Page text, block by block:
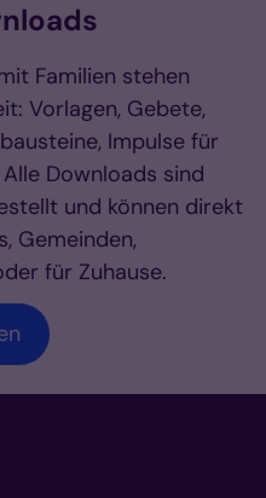
Familien stehen
Vorlagen, Gebete,
Impulse für
Downloads sind
und können direkt
Gemeinden,
für Zuhause.